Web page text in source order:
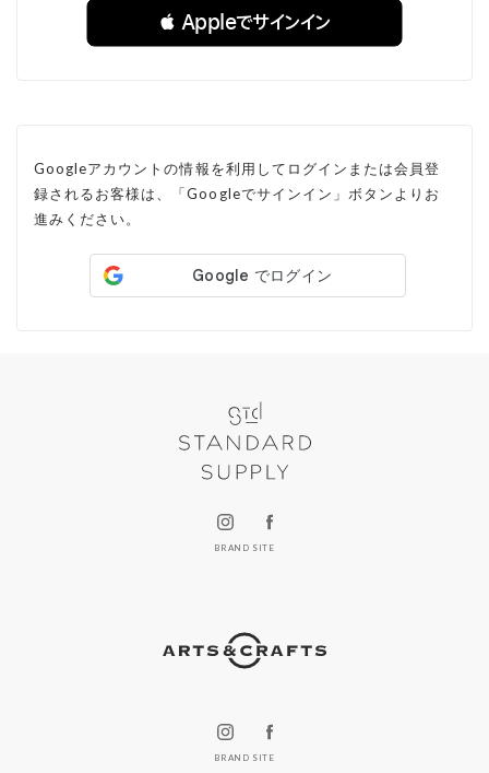
 Appleでサインイン
Googleアカウントの情報を利用してログインまたは会員登
録されるお客様は、「Googleでサインイン」ボタンよりお
進みください。
BRAND SITE
BRAND SITE